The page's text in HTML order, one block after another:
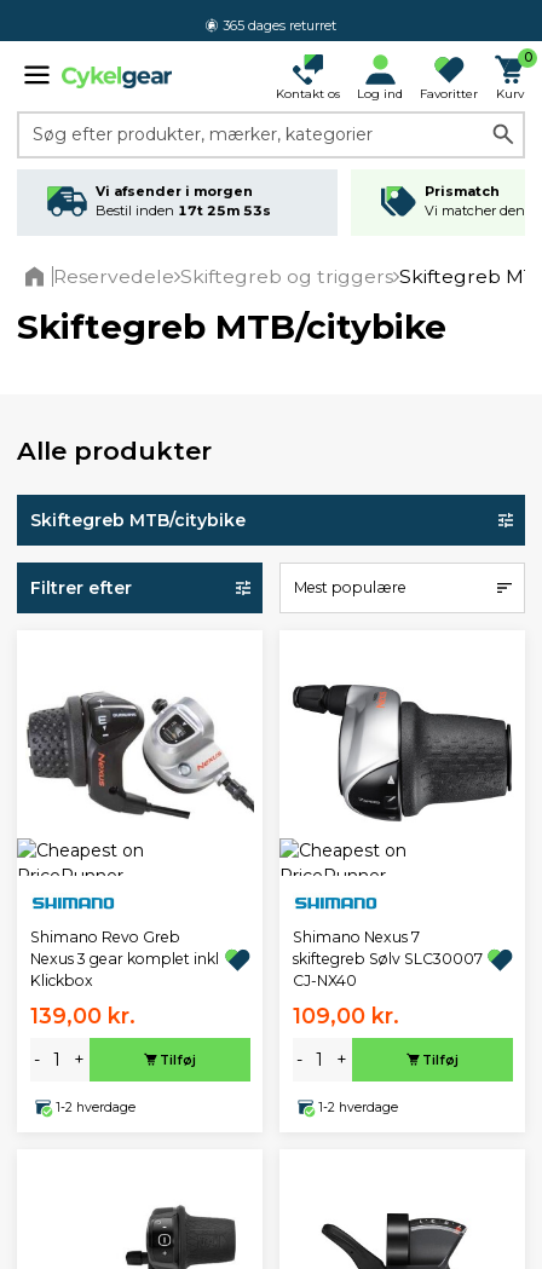
365 dages returret
Kontakt os Log ind Favoritter
0
Kurv
Søg efter produkter, mærker, kategorier
Vi afsender i morgen
Bestil inden 17t 25m 52s
Prismatch
Vi matcher den
Reservedele Skiftegreb og triggers Skiftegreb
Skiftegreb MTB/citybike
Alle produkter
Skiftegreb MTB/citybike
Filtrer efter Mest populære
Shimano Revo Greb
Nexus 3 gear komplet inkl
Klickbox
139,00 kr.
- + Tilføj
1-2 hverdage
Shimano Nexus 7
skiftegreb Sølv SLC30007
CJ-NX40
109,00 kr.
- + Tilføj
1-2 hverdage